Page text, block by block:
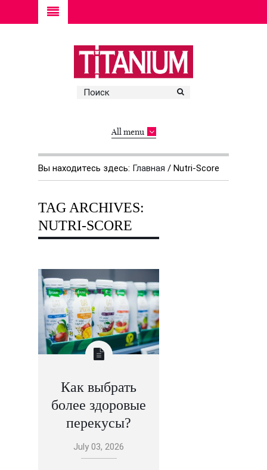
All menu
Вы находитесь здесь: Главная / Nutri-Score
TAG ARCHIVES:
NUTRI-SCORE
Как выбрать
более здоровые
перекусы?
July 03, 2026